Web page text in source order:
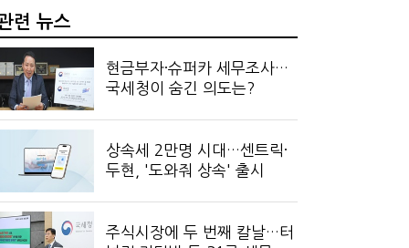
련 뉴스
현금부자·슈퍼카 세무조사…
국세청이 숨긴 의도는?
상속세 2만명 시대…센트릭·
두현, '도와줘 상속' 출시
주식시장에 두 번째 칼날…터